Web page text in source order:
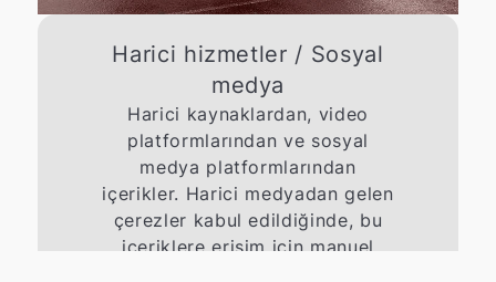
Harici hizmetler / Sosyal
medya
Harici kaynaklardan, video
platformlarından ve sosyal
medya platformlarından
içerikler. Harici medyadan gelen
çerezler kabul edildiğinde, bu
içeriklere erişim için manuel